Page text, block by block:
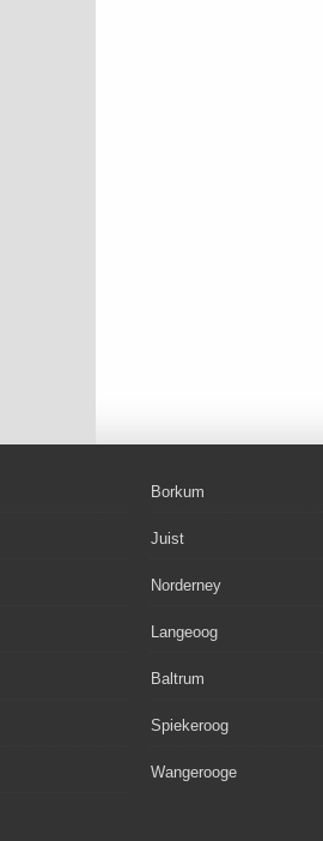
Borkum
Juist
Norderney
Langeoog
Baltrum
Spiekeroog
Wangerooge